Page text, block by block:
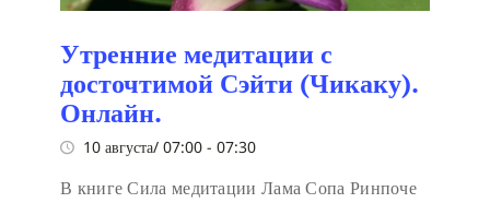
Утренние медитации с
досточтимой Сэйти (Чикаку).
Онлайн.
10 августа/ 07:00 - 07:30
В книге Сила медитации Лама Сопа Ринпоче